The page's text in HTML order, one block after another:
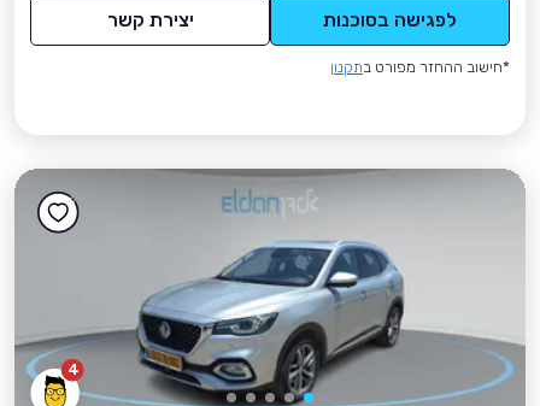
לפגישה בסוכנות יצירת קשר
*חישוב ההחזר מפורט בתקנון
4